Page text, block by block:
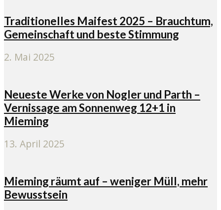
Traditionelles Maifest 2025 – Brauchtum,
Gemeinschaft und beste Stimmung
2. Mai 2025
Neueste Werke von Nogler und Parth –
Vernissage am Sonnenweg 12+1 in
Mieming
13. April 2025
Mieming räumt auf – weniger Müll, mehr
Bewusstsein